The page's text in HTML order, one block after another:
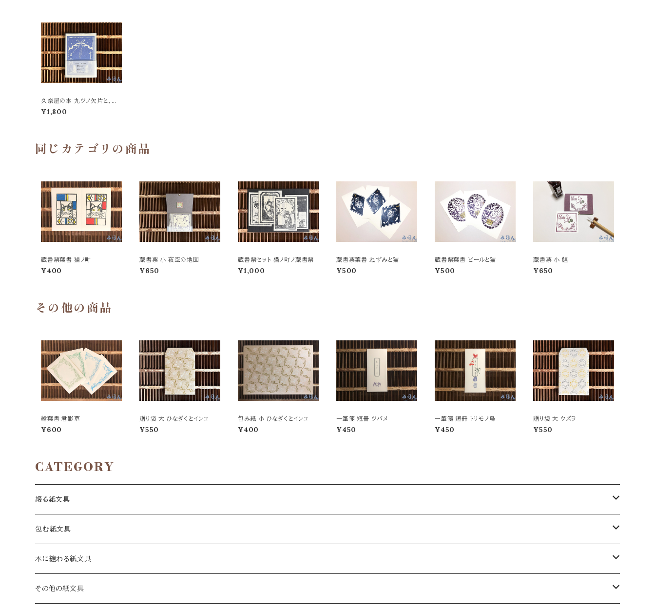
久奈屋の本 九ツノ欠片と、十
二箇月のお噺
¥1,800
同じカテゴリの商品
蔵書票葉書 猫ノ町
¥400
蔵書票 小 夜空の地図
¥650
蔵書票セット 猫ノ町ノ蔵書票
¥1,000
蔵書票葉書 ねずみと猫
¥500
蔵書票葉書 ビールと猫
¥500
蔵書票 小 鯉
¥650
その他の商品
繪葉書 君影草
¥600
贈り袋 大 ひなぎくとインコ
¥550
包み紙 小 ひなぎくとインコ
¥400
一筆箋 短冊 ツバメ
¥450
一筆箋 短冊 トリモノ鳥
¥450
贈り袋 大 ウズラ
¥550
CATEGORY
綴る紙文具
手紙
十二箇月の手紙
和手紙
一筆箋
A6
カード
包む紙文具
包み紙
絵暦あわせ
封緘紙
本に纏わる紙文具
蔵書票
その他の紙文具